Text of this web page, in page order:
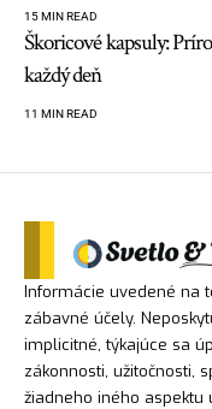
15 MIN READ
Škoricové kapsuly:
každý deň
11 MIN READ
Informácie uvedené na
zábavné účely.
implicitné, týkajúce sa
zákonnosti, užitočnosti,
žiadneho iného aspektu